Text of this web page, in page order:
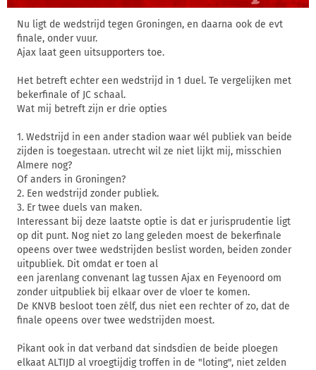
Nu ligt de wedstrijd tegen Groningen, en daarna ook de evt
finale, onder vuur.
Ajax laat geen uitsupporters toe.
Het betreft echter een wedstrijd in 1 duel. Te vergelijken met
bekerfinale of JC schaal.
Wat mij betreft zijn er drie opties
1. Wedstrijd in een ander stadion waar wél publiek van beide
zijden is toegestaan. utrecht wil ze niet lijkt mij, misschien
Almere nog?
Of anders in Groningen?
2. Een wedstrijd zonder publiek.
3. Er twee duels van maken.
Interessant bij deze laatste optie is dat er jurisprudentie ligt
op dit punt. Nog niet zo lang geleden moest de bekerfinale
opeens over twee wedstrijden beslist worden, beiden zonder
uitpubliek. Dit omdat er toen al
een jarenlang convenant lag tussen Ajax en Feyenoord om
zonder uitpubliek bij elkaar over de vloer te komen.
De KNVB besloot toen zélf, dus niet een rechter of zo, dat de
finale opeens over twee wedstrijden moest.
Pikant ook in dat verband dat sindsdien de beide ploegen
elkaat ALTIJD al vroegtijdig troffen in de "loting", niet zelden